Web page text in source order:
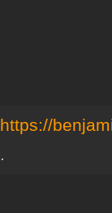
https://
.